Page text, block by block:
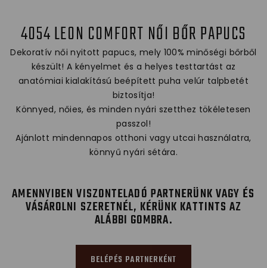
4054 LEON COMFORT NŐI BŐR PAPUCS
Dekoratív női nyitott papucs, mely 100% minőségi bőrből
készült! A kényelmet és a helyes testtartást az
anatómiai kialakítású beépített puha velúr talpbetét
biztosítja!
Könnyed, nőies, és minden nyári szetthez tökéletesen
passzol!
Ajánlott mindennapos otthoni vagy utcai használatra,
könnyű nyári sétára.
AMENNYIBEN VISZONTELADÓ PARTNERÜNK VAGY ÉS
VÁSÁROLNI SZERETNÉL, KÉRÜNK KATTINTS AZ
ALÁBBI GOMBRA.
BELÉPÉS PARTNERKÉNT